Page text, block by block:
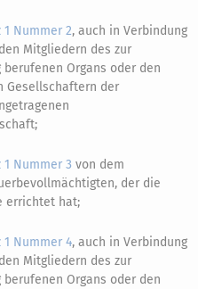
1 Nummer 2, auch in Verbindung
Mitgliedern des zur
Organs oder den
Gesellschaftern der
1 Nummer 3 von dem
der die
errichtet hat;
1 Nummer 4, auch in Verbindung
Mitgliedern des zur
Organs oder den